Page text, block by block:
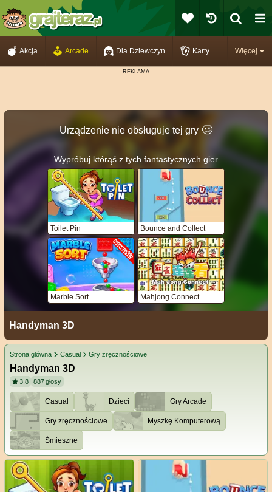
Więcej
Akcja Arcade Dla Dziewczyn Karty
Urządzenie nie obsługuje tej gry 🥴️
Wypróbuj którąś z tych fantastycznych gier
Toilet Pin Bounce and Collect
Marble Sort Mahjong Connect
Handyman 3D
Strona główna Casual Gry zręcznościowe
Handyman 3D
3.8 887głosy
Casual Dzieci Gry Arcade
Gry zręcznościowe Myszkę Komputerową
Śmieszne